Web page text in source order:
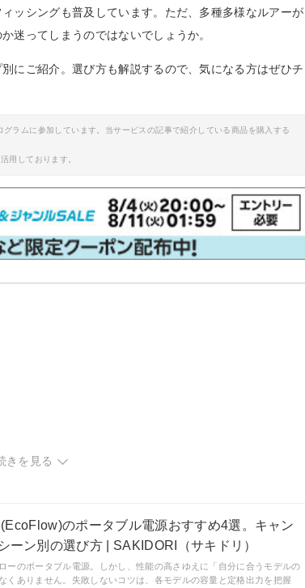
ッシングも普及しています。ただ、多種多様なルアーが
迷ってしまうのではないでしょうか。
にご紹介。選び方も解説するので、気になる方はぜひチ
ラムに参加しています。当サービスの記事で紹介している商品を購入する
用しております。
きを見る
のポータブル電源おすすめ4選。キャン
ーン別の選び方 | SAKIDORI（サキドリ）
ーのポータブル電源。しかし、性能の高さゆえに「自分に合うモデルの
くありません。失敗しないコツは、各モデルの容量と定格出力を把握